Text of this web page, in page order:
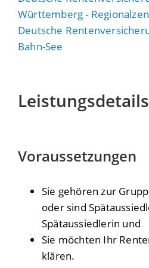
Württemberg -
Deutsche
Bahn-See
Leistungsdetails
Voraussetzungen
Sie gehören zur
oder sind
Spätaussiedlerin und
Sie möchten Ihr
klären.